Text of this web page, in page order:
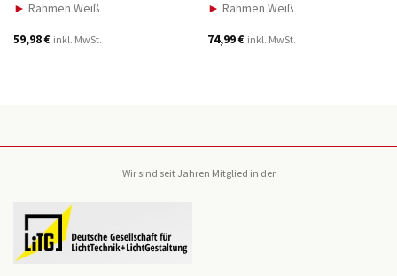
► Rahmen Weiß
59,98€ inkl. MwSt.
► Rahmen Weiß
74,99€ inkl. MwSt.
Wir sind seit Jahren Mitglied in der